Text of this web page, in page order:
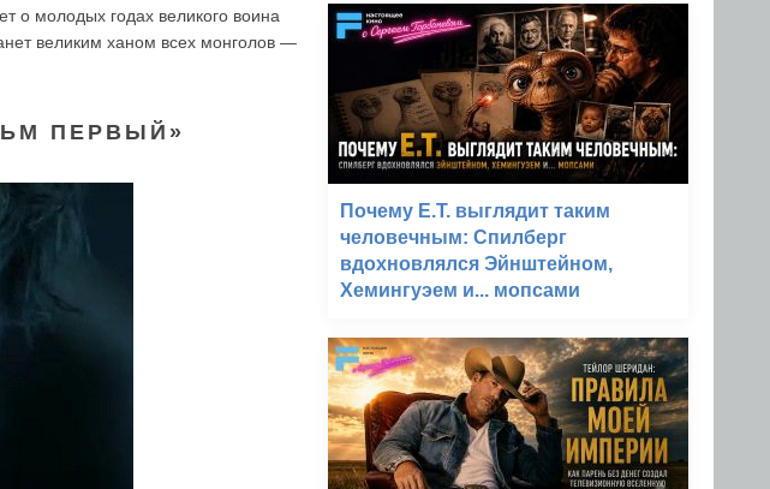
о молодых годах великого воина
великим ханом всех монголов —
ПЕРВЫЙ»
Почему E.T. выглядит таким
человечным: Спилберг
вдохновлялся Эйнштейном,
Хемингуэем и... мопсами